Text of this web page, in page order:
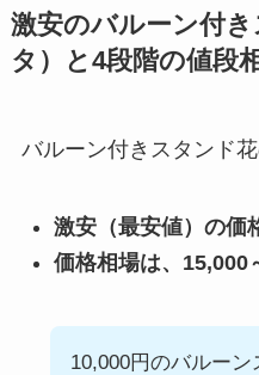
激安のバルーン付
タ）と4段階の値段
バルーン付きスタンド
激安（最安値）の
価格相場は、15,000
10,000円のバルーン